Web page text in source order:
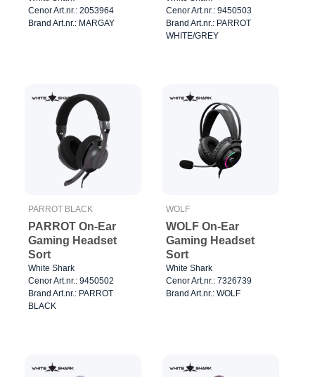
Cenor Art.nr.: 2053964
Brand Art.nr.: MARGAY
Cenor Art.nr.: 9450503
Brand Art.nr.: PARROT
WHITE/GREY
PARROT BLACK
PARROT On-Ear
Gaming Headset
Sort
White Shark
Cenor Art.nr.: 9450502
Brand Art.nr.: PARROT
BLACK
WOLF
WOLF On-Ear
Gaming Headset
Sort
White Shark
Cenor Art.nr.: 7326739
Brand Art.nr.: WOLF